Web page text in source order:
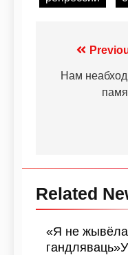
Нам
Related
«Я не